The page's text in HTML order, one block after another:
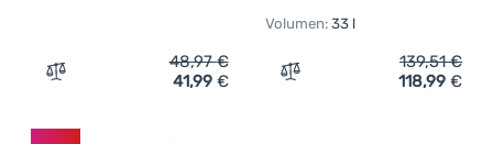
Zum Vergleich 'Tasche Fjällräven Vardag Pocket Small'
48,97€
41,99 €
Volumen: 33 l
Zum Vergleich
139,51€
118,99 €